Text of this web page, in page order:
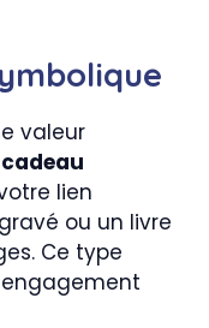
valeur
cadeau
lien
ou un livre
Ce type